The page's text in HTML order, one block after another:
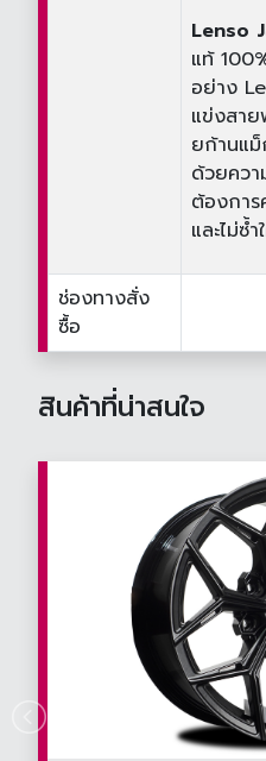
Lenso
แท้
อย่าง
แข่งสาย
ยก้านแ
ด้วยคว
ต้องการ
และไม่ซ้ำ
ช่องทางสั่ง
ซื้อ
สินค้าที่น่าสนใจ